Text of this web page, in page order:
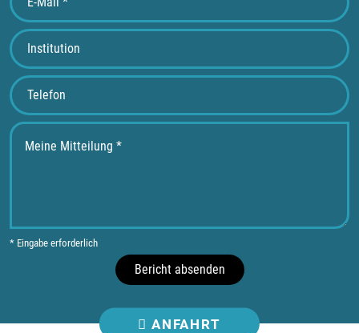
* Eingabe erforderlich
Bericht absenden
ANFAHRT